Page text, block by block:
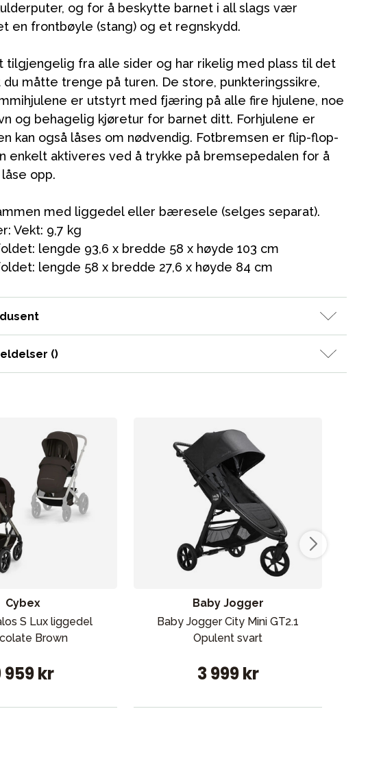
og for å beskytte barnet i all slags vær
en frontbøyle (stang) og et regnskydd.
tilgjengelig fra alle sider og har rikelig med plass til det
måtte trenge på turen. De store, punkteringssikre,
er utstyrt med fjæring på alle fire hjulene, noe
og behagelig kjøretur for barnet ditt. Forhjulene er
kan også låses om nødvendig. Fotbremsen er flip-flop-
enkelt aktiveres ved å trykke på bremsepedalen for å
opp.
med liggedel eller bæresele (selges separat).
Vekt: 9,7 kg
lengde 93,6 x bredde 58 x høyde 103 cm
lengde 58 x bredde 27,6 x høyde 84 cm
()
Cybex
S Lux liggedel
Brown
959 kr
Baby Jogger
Baby Jogger City Mini GT2.1
Opulent svart
3 999 kr
Kampanjer
Tips om gaver
Våre favoritter
på Butikken vår